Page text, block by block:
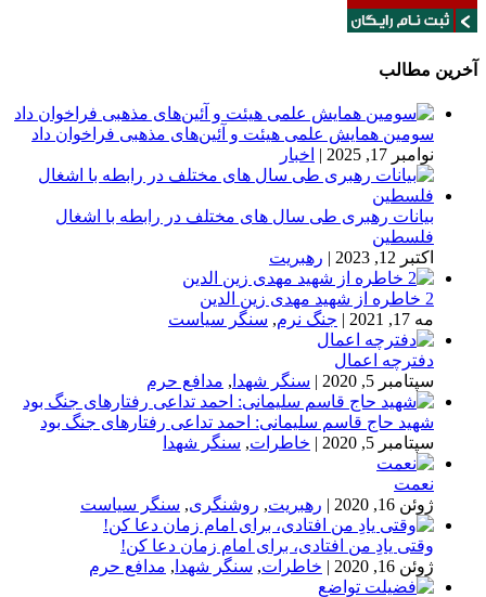
آخرین مطالب
سومین همایش علمی هیئت و آئین‌های مذهبی فراخوان داد
نوامبر 17, 2025
| اخبار
بیانات رهبری طی سال های مختلف در رابطه با اشغال
فلسطین
اکتبر 12, 2023
| رهبریت
2 خاطره از شهید مهدی زین الدین
مه 17, 2021
| جنگ نرم, سنگر سیاست
دفترچه اعمال
سپتامبر 5, 2020
| سنگر شهدا , مدافع حرم
شهید حاج قاسم سلیمانی: احمد تداعی رفتارهای جنگ بود
سپتامبر 5, 2020
| خاطرات, سنگر شهدا
نعمت
ژوئن 16, 2020
| رهبریت, روشنگری, سنگر سیاست
وقتی یادِ من افتادی، برای امام زمان دعا کن!
ژوئن 16, 2020
| خاطرات, سنگر شهدا , مدافع حرم